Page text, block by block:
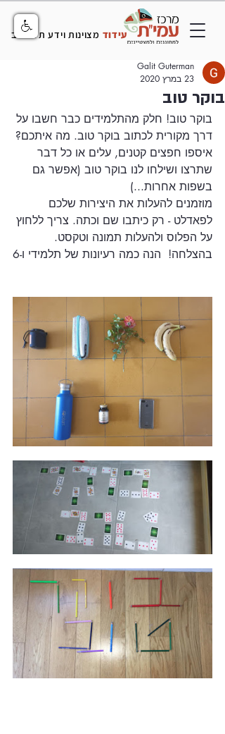
עידוד מצוינות וידע תל אביב
בוקר טוב
Galit Guterman
23 במרץ 2020
בוקר טוב! חלק מהתלמידים כבר חשבו על
דרך מקורית לכתוב בוקר טוב. מה איתכם?
איספו חפצים קטנים, עלים או כל דבר
שתרצו ושילחו לנו בוקר טוב (אפשר גם
בשפות אחרות...)
מוזמנים להעלות את היצירות שלכם
לפאדלט - רק כיתבו שם וכתה. צריך ללחוץ
על הפלוס ולהעלות תמונה וטקסט.
בהצלחה!  הנה כמה רעיונות של תלמידי ו-6